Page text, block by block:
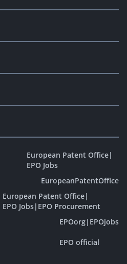
European Patent Office|
EPO Jobs
EuropeanPatentOffice
European Patent Office|
EPO Jobs| EPO Procurement
EPOorg| EPOjobs
EPO official